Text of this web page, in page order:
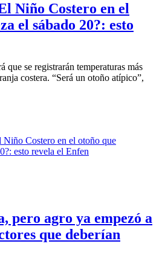
Niño Costero en el
el sábado 20?: esto
que se registrarán temperaturas más
costera. “Será un otoño atípico”,
pero agro ya empezó a
que deberían